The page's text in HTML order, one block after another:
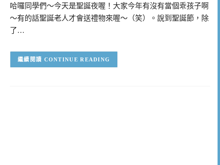
哈囉同學們～今天是聖誕夜喔！大家今年有沒有當個乖孩子啊
～有的話聖誕老人才會送禮物來喔～（笑）。說到聖誕節，除
了…
CONTINUE READING